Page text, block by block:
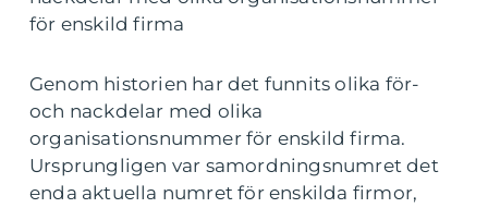
för enskild firma
Genom historien har det funnits olika för-
och nackdelar med olika
organisationsnummer för enskild firma.
Ursprungligen var samordningsnumret det
enda aktuella numret för enskilda firmor,